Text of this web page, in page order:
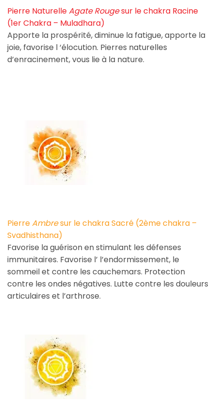
Pierre NaturelleAgate Rougesur le chakra Racine
(1er Chakra – Muladhara)
Apporte la prospérité, diminue la fatigue, apporte la
joie, favorise l ‘élocution. Pierres naturelles
d’enracinement, vous lie à la nature.
PierreAmbresur le chakra Sacré (2ème chakra –
Svadhisthana)
Favorise la guérison en stimulant les défenses
immunitaires. Favorise l’ l’endormissement, le
sommeil et contre les cauchemars. Protection
contre les ondes négatives. Lutte contre les douleurs
articulaires et l’arthrose.